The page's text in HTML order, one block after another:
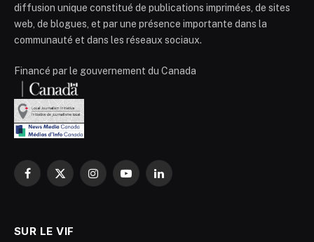
diffusion unique constitué de publications imprimées, de sites
web, de blogues, et par une présence importante dans la
communauté et dans les réseaux sociaux.
Financé par le gouvernement du Canada
Facebook
X
InstagramYouTubeLinkedIn
SUR LE VIF